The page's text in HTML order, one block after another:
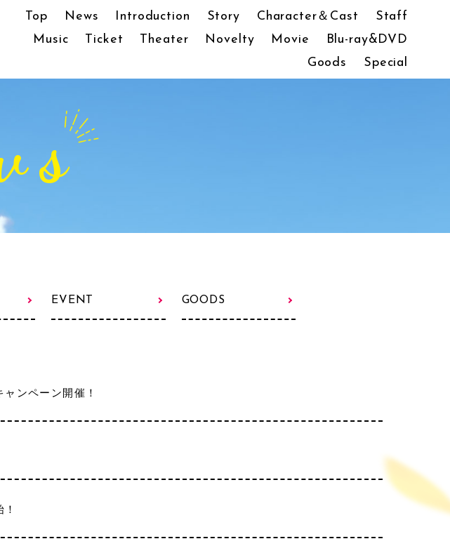
Top News Introduction Story Character＆Cast
Staff
Music
Ticket Theater Novelty Movie
Blu-ray&DVD
Goods
Special
EVENT GOODS
ンペーン開催！